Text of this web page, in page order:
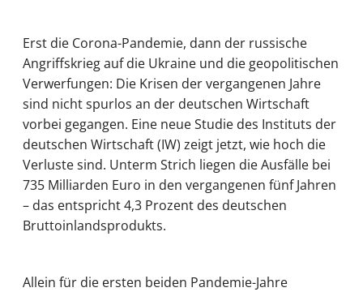
Erst die Corona-Pandemie, dann der russische
Angriffskrieg auf die Ukraine und die geopolitischen
Verwerfungen: Die Krisen der vergangenen Jahre
sind nicht spurlos an der deutschen Wirtschaft
vorbei gegangen. Eine neue Studie des Instituts der
deutschen Wirtschaft (IW) zeigt jetzt, wie hoch die
Verluste sind. Unterm Strich liegen die Ausfälle bei
735 Milliarden Euro in den vergangenen fünf Jahren
– das entspricht 4,3 Prozent des deutschen
Bruttoinlandsprodukts.
Allein für die ersten beiden Pandemie-Jahre